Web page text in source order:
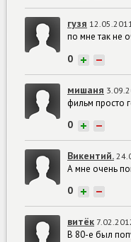
гузя
по мне так не
0 + −
мишаня
фильм просто
0 + −
Викентий.
А мне очень
0 + −
витёк
В 80-е был